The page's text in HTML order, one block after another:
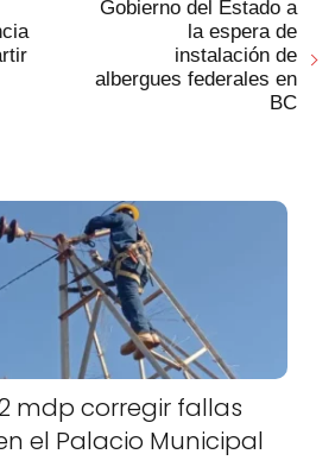
Gobierno del Estado a
la espera de
instalación de
albergues federales en
BC
mdp corregir fallas
el Palacio Municipal